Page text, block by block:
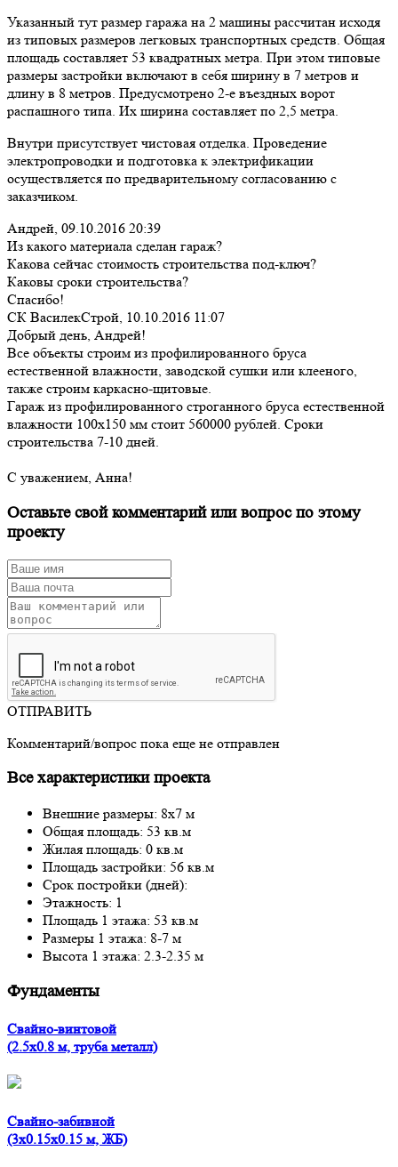
Указанный тут размер гаража на 2 машины рассчитан исходя
из типовых размеров легковых транспортных средств. Общая
площадь составляет 53 квадратных метра. При этом типовые
размеры застройки включают в себя ширину в 7 метров и
длину в 8 метров. Предусмотрено 2-е въездных ворот
распашного типа. Их ширина составляет по 2,5 метра.
Внутри присутствует чистовая отделка. Проведение
электропроводки и подготовка к электрификации
осуществляется по предварительному согласованию с
заказчиком.
Андрей, 09.10.2016 20:39
Из какого материала сделан гараж?
Какова сейчас стоимость строительства под-ключ?
Каковы сроки строительства?
Спасибо!
СК ВасилекСтрой, 10.10.2016 11:07
Добрый день, Андрей!
Все объекты строим из профилированного бруса
естественной влажности, заводской сушки или клееного,
также строим каркасно-щитовые.
Гараж из профилированного строганного бруса естественной
влажности 100х150 мм стоит 560000 рублей. Сроки
строительства 7-10 дней.
С уважением, Анна!
Оставьте свой комментарий или вопрос по этому
проекту
ОТПРАВИТЬ
Комментарий/вопрос пока еще не отправлен
Все характеристики проекта
Внешние размеры: 8x7 м
Общая площадь: 53 кв.м
Жилая площадь: 0 кв.м
Площадь застройки: 56 кв.м
Срок постройки (дней):
Этажность: 1
Площадь 1 этажа: 53 кв.м
Размеры 1 этажа: 8-7 м
Высота 1 этажа: 2.3-2.35 м
Фундаменты
Свайно-винтовой
(2.5x0.8 м, труба металл)
Свайно-забивной
(3x0.15x0.15 м, ЖБ)